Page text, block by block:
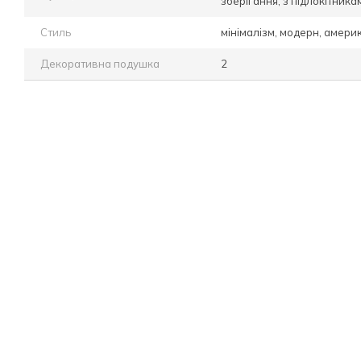
Стиль мінімалізм, модерн,
Декоративна подушка 2